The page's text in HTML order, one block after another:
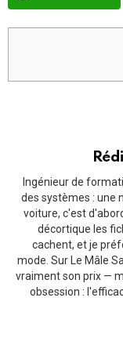
Ingénieur de
des systèmes : une
voiture, c'est
décortique les
cachent, et je
mode. Sur Le Mâle
vraiment son prix —
obsession :